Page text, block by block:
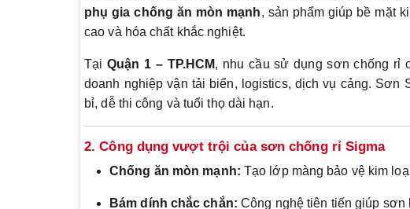
phụ gia chống ăn mòn mạnh, sản phẩm giúp bề mặt
cao và hóa chất khắc nghiệt.
TạiQuận 1 – TP.HCM, nhu cầu sử dụng sơn chống rỉ
doanh nghiệp vận tải biển, logistics, dịch vụ cảng.
bỉ, dễ thi công và tuổi thọ dài hạn.
2. Công dụng vượt trội của sơn chống rỉ Sigma
Chống ăn mòn mạnh: Tạo lớp màng bảo vệ kim
Bám dính chắc chắn: Công nghệ tiên tiến giúp sơn